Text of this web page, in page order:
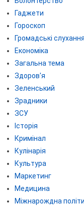
Гаджети
Гороскоп
Громадські слухання
Економіка
Загальна тема
Здоров'я
Зеленський
Зрадники
ЗСУ
Історія
Кримінал
Кулінарія
Культура
Маркетинг
Медицина
Міжнарождна